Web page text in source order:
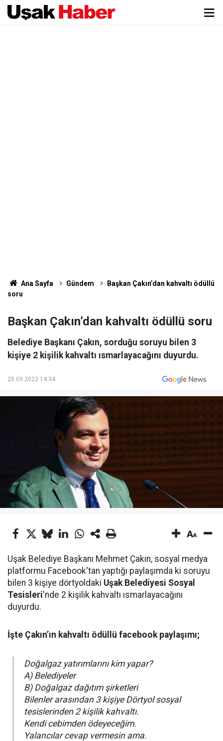
Ana Sayfa Gündem
Başkan Çakın’dan kahvaltı ödüllü
soru
Başkan Çakın’dan kahvaltı ödüllü soru
Belediye Başkanı Çakın, sorduğu soruyu bilen 3
kişiye 2 kişilik kahvaltı ısmarlayacağını duyurdu.
25.09.2022 14:34
Uşak Belediye Başkanı Mehmet Çakın, sosyal medya
platformu Facebook'tan yaptığı paylaşımda ki soruyu
bilen 3 kişiye dörtyoldaki Uşak Belediyesi Sosyal
Tesisleri'nde 2 kişilik kahvaltı ısmarlayacağını
duyurdu.
İşte Çakın’ın kahvaltı ödüllü facebook paylaşımı;
Doğalgaz yatırımlarını kim yapar?
A) Belediyeler
B) Doğalgaz dağıtım şirketleri
Bilenler arasından 3 kişiye Dörtyol sosyal
tesislerinden 2 kişilik kahvaltı.
Kendi cebimden ödeyeceğim.
Yalancılar cevap vermesin ama.